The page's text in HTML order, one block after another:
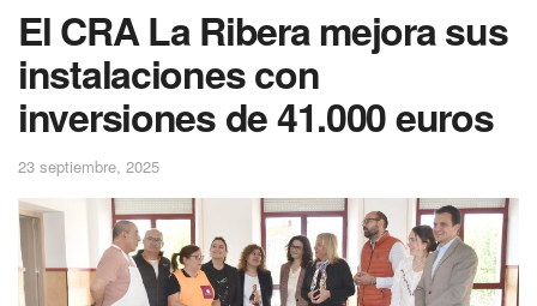
El CRA La Ribera mejora sus
instalaciones con
inversiones de 41.000 euros
23 septiembre, 2025